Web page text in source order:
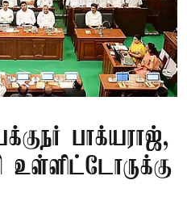
பாக்யராஜ்,
உள்ளிட்டோருக்கு